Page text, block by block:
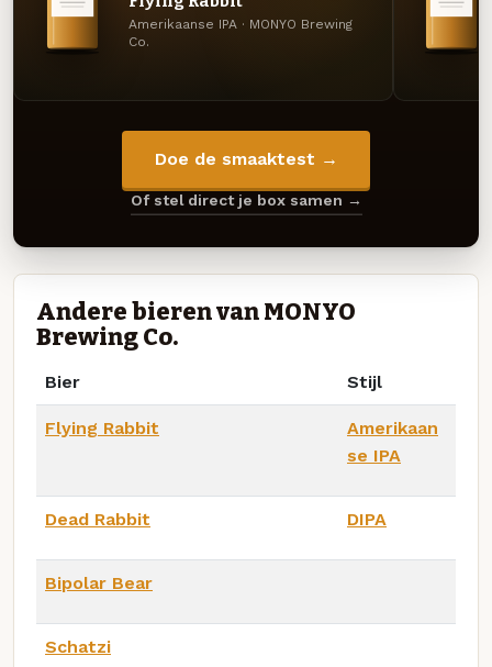
Amerikaanse IPA · MONYO Brewing
Co.
Doe de smaaktest →
Of stel direct je box samen →
Andere bieren van MONYO
Brewing Co.
Bier Stijl
Flying Rabbit
Amerikaan
se IPA
Dead Rabbit DIPA
Bipolar Bear
Schatzi